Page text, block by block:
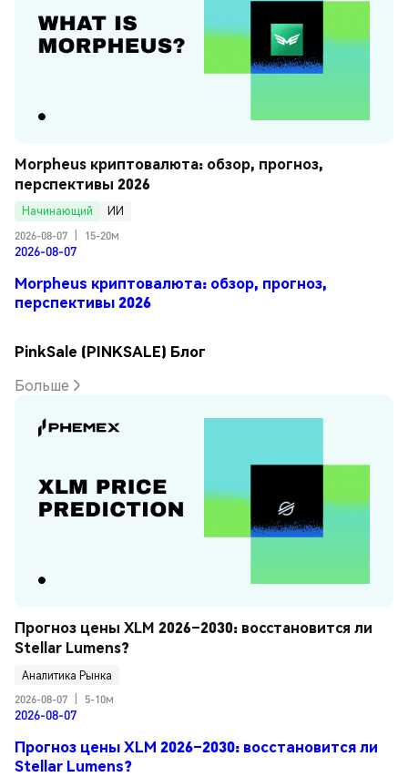
Morpheus криптовалюта: обзор, прогноз,
перспективы 2026
Начинающий
ИИ
2026-08-07
15-20м
2026-08-07
Morpheus криптовалюта: обзор, прогноз,
перспективы 2026
PinkSale (PINKSALE) Блог
Больше
Прогноз цены XLM 2026–2030: восстановится ли
Stellar Lumens?
Аналитика Рынка
2026-08-07
5-10м
2026-08-07
Прогноз цены XLM 2026–2030: восстановится ли
Stellar Lumens?